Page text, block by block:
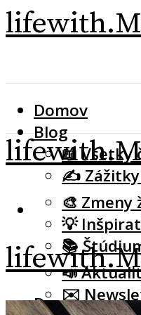
Domov
Blog
📖 Všetky
✍️ Zážitky
🎨
💡
📚
📣
✉️
Domov